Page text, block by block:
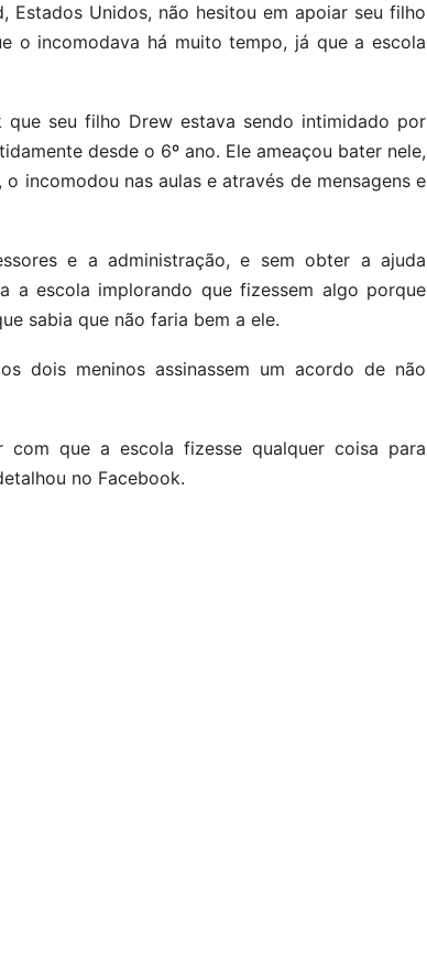
Estados Unidos, não hesitou em apoiar seu filho
o incomodava há muito tempo, já que a escola
seu filho Drew estava sendo intimidado por
desde o 6º ano. Ele ameaçou bater nele,
incomodou nas aulas e através de mensagens e
e a administração, e sem obter a ajuda
a escola implorando que fizessem algo porque
sabia que não faria bem a ele.
dois meninos assinassem um acordo de não
que a escola fizesse qualquer coisa para
no Facebook.